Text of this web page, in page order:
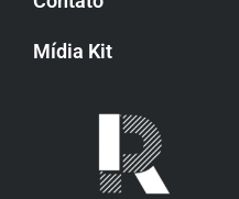
Mídia Kit